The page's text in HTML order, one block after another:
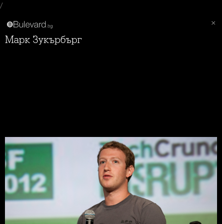
/
Марк Зукърбърг